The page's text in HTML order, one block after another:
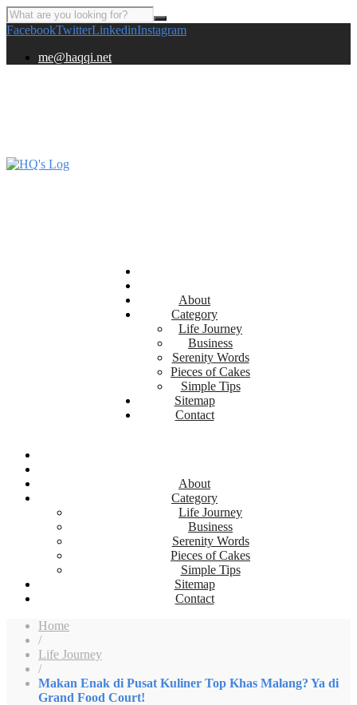
FacebookTwitterLinkedinInstagram
me@haqqi.net
About
Category
Life Journey
Business
Serenity Words
Pieces of Cakes
Simple Tips
Sitemap
Contact
About
Category
Life Journey
Business
Serenity Words
Pieces of Cakes
Simple Tips
Sitemap
Contact
Home
/
Life Journey
/
Makan Enak di Pusat Kuliner Top Khas Malang? Ya di
Grand Food Court!